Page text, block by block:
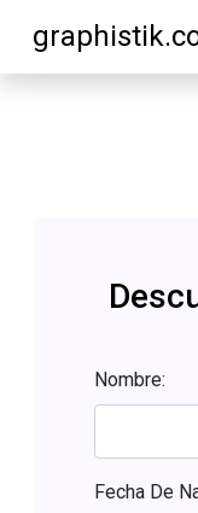
Nombre:
Fecha De